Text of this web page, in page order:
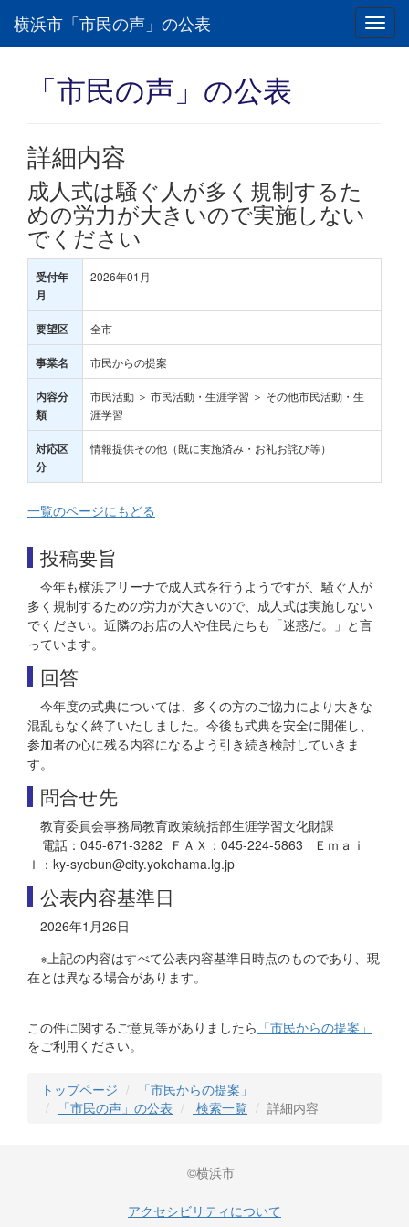
横浜市「市民の声」の公表
「市民の声」の公表
詳細内容
成人式は騒ぐ人が多く規制するた
めの労力が大きいので実施しない
でください
受付年
月
2026年01月
要望区 全市
事業名 市民からの提案
内容分
類
市民活動 ＞ 市民活動・生涯学習 ＞ その他市民活動・生
涯学習
対応区
分
情報提供その他（既に実施済み・お礼お詫び等）
一覧のページにもどる
投稿要旨
今年も横浜アリーナで成人式を行うようですが、騒ぐ人が
多く規制するための労力が大きいので、成人式は実施しない
でください。近隣のお店の人や住民たちも「迷惑だ。」と言
っています。
回答
今年度の式典については、多くの方のご協力により大きな
混乱もなく終了いたしました。今後も式典を安全に開催し、
参加者の心に残る内容になるよう引き続き検討していきま
す。
問合せ先
教育委員会事務局教育政策統括部生涯学習文化財課
電話：045-671-3282 ＦＡＸ：045-224-5863 Ｅｍａｉ
ｌ：ky-syobun@city.yokohama.lg.jp
公表内容基準日
2026年1月26日
※上記の内容はすべて公表内容基準日時点のものであり、現
在とは異なる場合があります。
この件に関するご意見等がありましたら 「市民からの提案」
をご利用ください。
トップページ
「市民からの提案」
「市民の声」の公表
検索一覧 詳細内容
©横浜市
アクセシビリティについて